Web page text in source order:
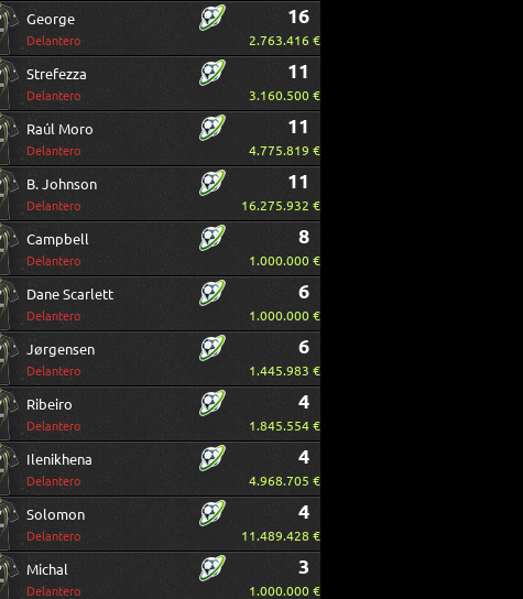
George
Delantero
16
2.763.416 €
Strefezza
Delantero
11
3.160.500 €
Raúl Moro
Delantero
11
4.775.819 €
B. Johnson
Delantero
11
16.275.932 €
Campbell
Delantero
8
1.000.000 €
Dane Scarlett
Delantero
6
1.000.000 €
Jørgensen
Delantero
6
1.445.983 €
Ribeiro
Delantero
4
1.845.554 €
Ilenikhena
Delantero
4
4.968.705 €
Solomon
Delantero
4
11.489.428 €
Michal
Delantero
3
1.000.000 €